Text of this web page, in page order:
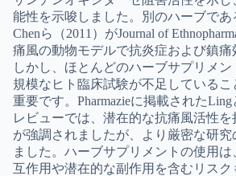
能性を示唆しました。別のハーブであ
Chenら（2011）がJournal of
痛風の動物モデルで抗炎症および鎮痛
しかし、ほとんどのハーブサプリメ
規模なヒト臨床試験が不足している
重要です。Pharmazieに掲載されたLing
レビューでは、潜在的な抗痛風活性
が強調されましたが、より厳密な研
ました。ハーブサプリメントの使用
互作用や潜在的な副作用を含むリスク